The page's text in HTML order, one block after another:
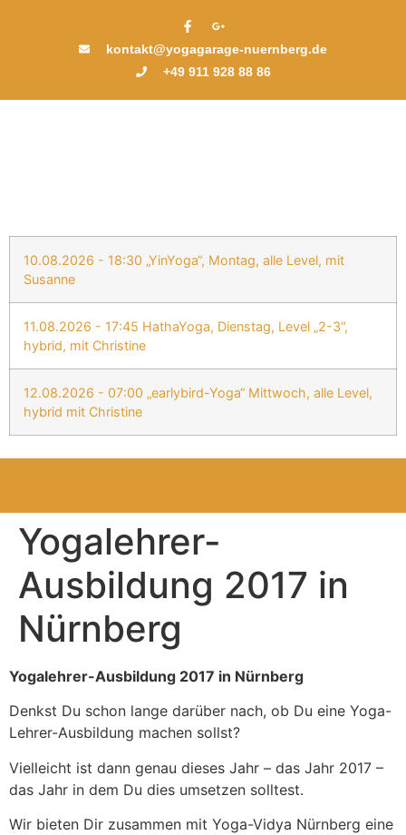
kontakt@yogagarage-nuernberg.de
+49 911 928 88 86
10.08.2026 - 18:30 „YinYoga“, Montag, alle Level, mit
Susanne
11.08.2026 - 17:45 HathaYoga, Dienstag, Level „2-3“,
hybrid, mit Christine
12.08.2026 - 07:00 „earlybird-Yoga“ Mittwoch, alle Level,
hybrid mit Christine
Yogalehrer-
Ausbildung 2017 in
Nürnberg
Yogalehrer-Ausbildung 2017 in Nürnberg
Denkst Du schon lange darüber nach, ob Du eine Yoga-
Lehrer-Ausbildung machen sollst?
Vielleicht ist dann genau dieses Jahr – das Jahr 2017 –
das Jahr in dem Du dies umsetzen solltest.
Wir bieten Dir zusammen mit Yoga-Vidya Nürnberg eine